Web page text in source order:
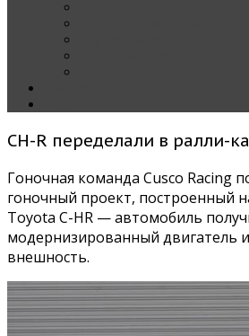
CH-R переделали в ралли-
Гоночная команда Cusco Racing
гоночный проект, построенный
Toyota C-HR — автомобиль
модернизированный двигатель
внешность.